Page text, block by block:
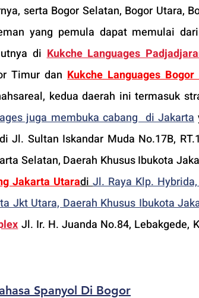
serta Bogor Selatan, Bogor Utara,
yang pemula dapat memulai
di Kukche Languages
Timur dan Kukche Languages
kedua daerah ini termasuk
juga membuka cabang  di Jakarta
di Jl. Sultan Iskandar Muda No.17B,
Jakarta Utaradi Jl. Raya Klp.
Jkt Utara, Daerah Khusus Ibukota
Jl. Ir. H. Juanda No.84, Lebakgede,
Spanyol Di Bogor